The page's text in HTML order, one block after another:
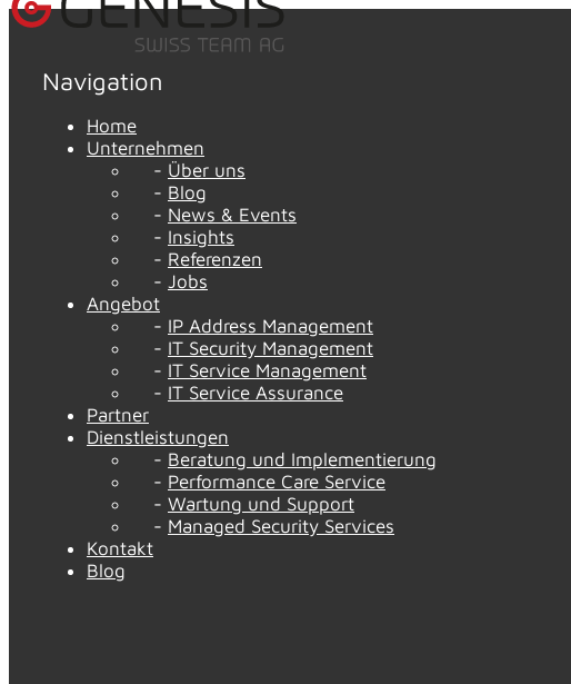
Navigation
Home
Unternehmen
Über uns
Blog
News & Events
Insights
Referenzen
Jobs
Angebot
IP Address Management
IT Security Management
IT Service Management
IT Service Assurance
Partner
Dienstleistungen
Beratung und Implementierung
Performance Care Service
Wartung und Support
Managed Security Services
Kontakt
Blog